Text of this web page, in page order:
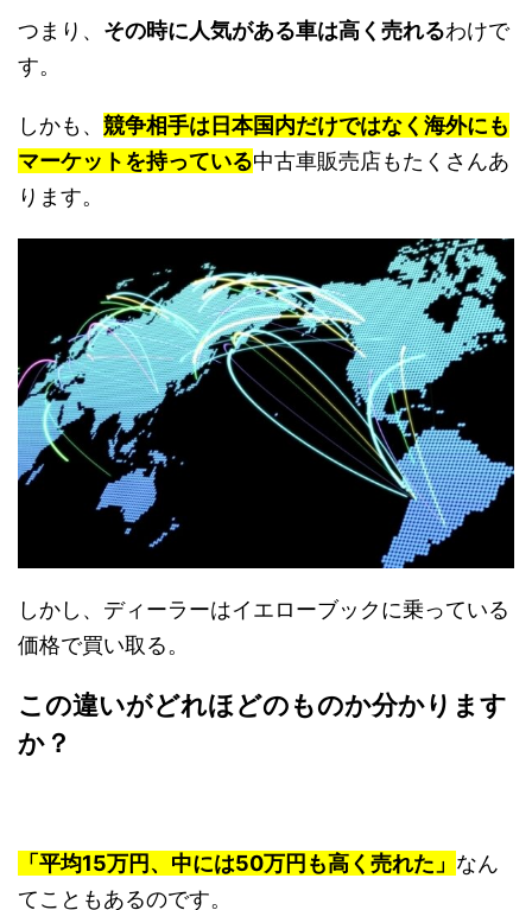
つまり、 その時に人気がある車は高く売れるわけで
す。
しかも、 競争相手は日本国内だけではなく海外にも
マーケットを持っている中古車販売店もたくさんあ
ります。
しかし、ディーラーはイエローブックに乗っている
価格で買い取る。
この違いがどれほどのものか分かります
か？
「平均15万円、中には50万円も高く売れた」 なん
てこともあるのです。